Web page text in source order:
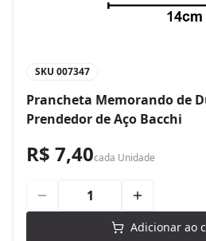
SKU 007347
Prancheta Memorando de
Prendedor de Aço Bacchi
R$ 7,40cada Unidade
Adicionar ao